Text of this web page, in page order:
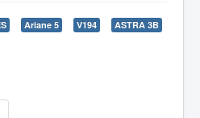
Ariane 5 V194
ASTRA 3B